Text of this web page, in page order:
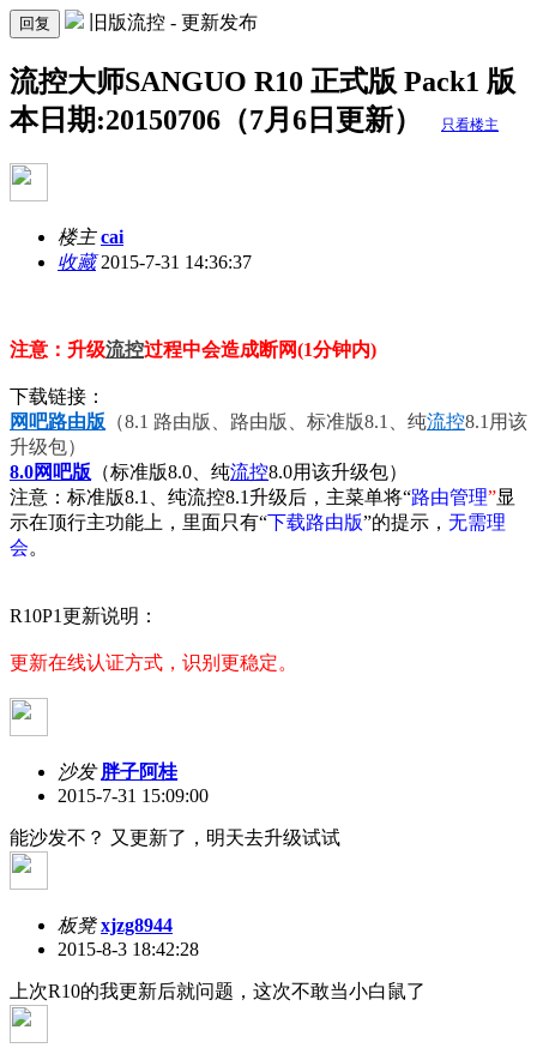
回复 旧版流控 - 更新发布
流控大师SANGUO R10 正式版 Pack1 版
本日期:20150706（7月6日更新）
只看楼主
楼主 cai
收藏2015-7-31 14:36:37
注意：升级流控过程中会造成断网(1分钟内)
下载链接：
网吧路由版 （8.1 路由版、路由版、标准版8.1、纯流控8.1用该
升级包）
8.0网吧版 （标准版8.0、纯流控8.0用该升级包）
注意：标准版8.1、纯流控8.1升级后，主菜单将“路由管理”显
示在顶行主功能上，里面只有“下载路由版”的提示， 无需理
会。
R10P1更新说明：
更新在线认证方式，识别更稳定。
沙发 胖子阿桂
2015-7-31 15:09:00
能沙发不？ 又更新了，明天去升级试试
板凳 xjzg8944
2015-8-3 18:42:28
上次R10的我更新后就问题，这次不敢当小白鼠了